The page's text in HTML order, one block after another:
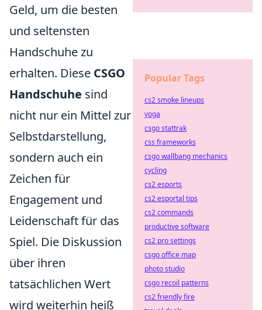
Geld, um die besten
und seltensten
Handschuhe zu
erhalten. Diese CSGO
Handschuhe sind
nicht nur ein Mittel zur
Selbstdarstellung,
sondern auch ein
Zeichen für
Engagement und
Leidenschaft für das
Spiel. Die Diskussion
über ihren
tatsächlichen Wert
wird weiterhin heiß
Popular Tags
cs2 smoke lineups
yoga
csgo stattrak
css frameworks
csgo wallbang mechanics
cycling
cs2 esports
cs2 esportal tips
cs2 commands
productive software
cs2 pro settings
csgo office map
photo studio
csgo recoil patterns
cs2 friendly fire